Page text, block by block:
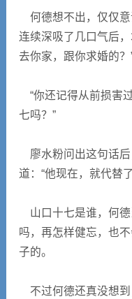
何德想不出，仅仅意
连续深吸了几口气后
去你家，跟你求婚的？
“你还记得从前损害
七吗？”
廖水粉问出这句话后
道：“他现在，就代替
山口十七是谁，何德
吗，再怎样健忘，也
子的。
不过何德还真没想到